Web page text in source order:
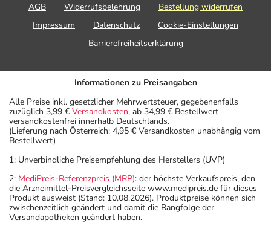
AGB Widerrufsbelehrung
Bestellung widerrufen
Impressum
Datenschutz
Cookie-Einstellungen
Barrierefreiheitserklärung
Informationen zu Preisangaben
Alle Preise inkl. gesetzlicher Mehrwertsteuer, gegebenenfalls
zuzüglich 3,99 € Versandkosten, ab 34,99 € Bestellwert
versandkostenfrei innerhalb Deutschlands.
(Lieferung nach Österreich: 4,95 € Versandkosten unabhängig vom
Bestellwert)
1: Unverbindliche Preisempfehlung des Herstellers (UVP)
2: MediPreis-Referenzpreis (MRP): der höchste Verkaufspreis, den
die Arzneimittel-Preisvergleichsseite www.medipreis.de für dieses
Produkt ausweist (Stand: 10.08.2026). Produktpreise können sich
zwischenzeitlich geändert und damit die Rangfolge der
Versandapotheken geändert haben.